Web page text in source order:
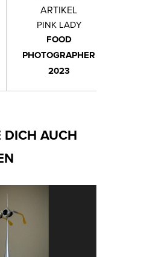
ARTIKEL
PINK LADY
FOOD
PHOTOGRAPHER
2023
DICH AUCH